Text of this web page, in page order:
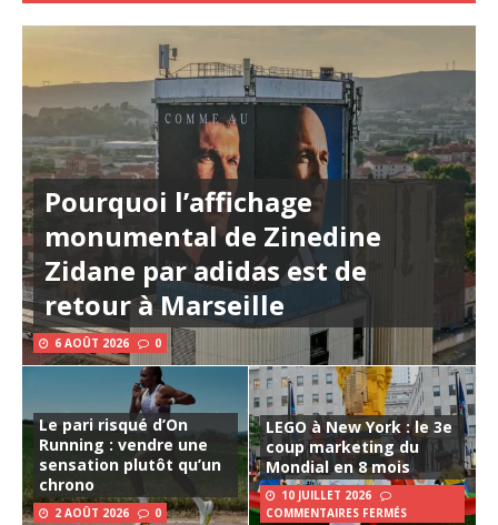
Pourquoi l’affichage
monumental de Zinedine
Zidane par adidas est de
retour à Marseille
6 AOÛT 2026 0
Le pari risqué d’On
Running : vendre une
sensation plutôt qu’un
chrono
2 AOÛT 2026 0
LEGO à New York : le 3e
coup marketing du
Mondial en 8 mois
10 JUILLET 2026
COMMENTAIRES FERMÉS